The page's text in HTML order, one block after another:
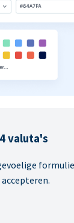
valuta's